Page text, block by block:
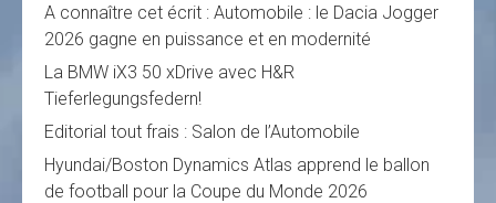
A connaître cet écrit : Automobile : le Dacia Jogger
2026 gagne en puissance et en modernité
La BMW iX3 50 xDrive avec H&R
Tieferlegungsfedern!
Editorial tout frais : Salon de l’Automobile
Hyundai/Boston Dynamics Atlas apprend le ballon
de football pour la Coupe du Monde 2026